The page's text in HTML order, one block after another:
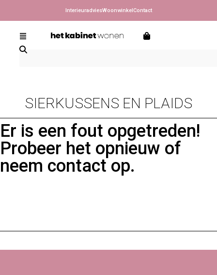
InterieuradviesWoonwinkelContact
SIERKUSSENS EN PLAIDS
Er is een fout opgetreden!
Probeer het opnieuw of
neem contact op.